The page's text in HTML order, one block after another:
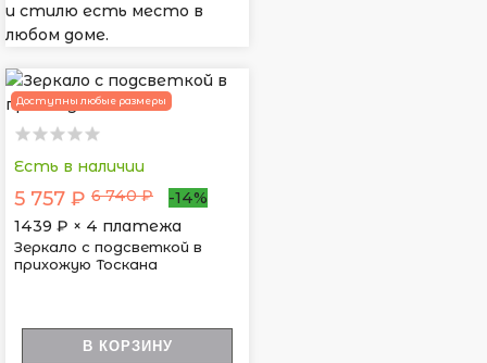
и стилю есть место в
любом доме.
Доступны любые размеры
Есть в наличии
5 757 ₽ 6 740 ₽
-14%
1439 ₽ × 4 платежа
Зеркало с подсветкой в
прихожую Тоскана
В КОРЗИНУ